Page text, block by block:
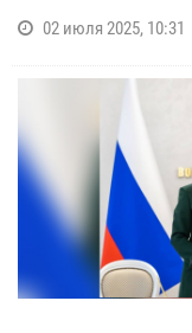
02 июля 2025, 10:31